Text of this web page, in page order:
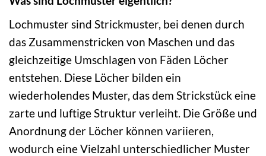
Lochmuster sind Strickmuster, bei denen durch
das Zusammenstricken von Maschen und das
gleichzeitige Umschlagen von Fäden Löcher
entstehen. Diese Löcher bilden ein
wiederholendes Muster, das dem Strickstück eine
zarte und luftige Struktur verleiht. Die Größe und
Anordnung der Löcher können variieren,
wodurch eine Vielzahl unterschiedlicher Muster